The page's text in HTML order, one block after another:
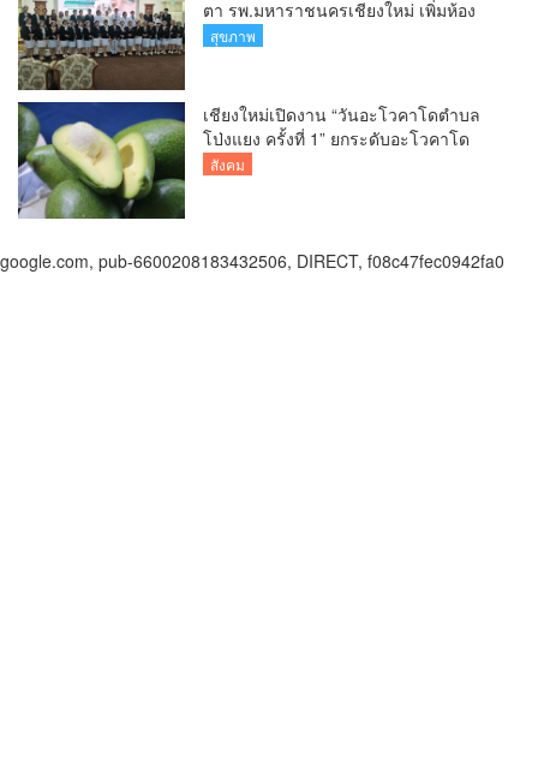
ตา รพ.มหาราชนครเชียงใหม่ เพิ่มห้อง
ตรวจ-นำเทคโนโลยีทันสมัย รองรับผู้ป่วย
สุขภาพ
เชียงใหม่เปิดงาน “วันอะโวคาโดตำบล
โป่งแยง ครั้งที่ 1” ยกระดับอะโวคาโด
คุณภาพ สู่ผลไม้เศรษฐกิจและแหล่งท่อง
สังคม
google.com, pub-6600208183432506, DIRECT, f08c47fec0942fa0